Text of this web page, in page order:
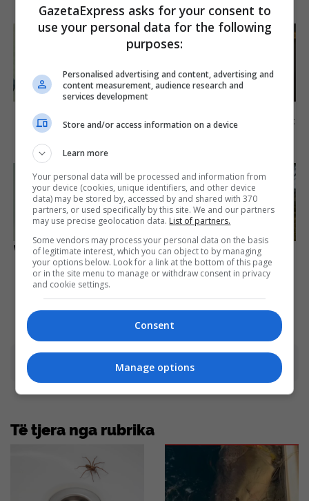
Brainberries
Blue Lagoon Stars Today
Never Be Together: 9 Is Just
Too Weird
Who Will Take On The Iconic
Role Next? Bond Casting
Rumors
Brainberries
Disney’s Live-Action Simba
Was Based On The Cutest
Lion Cub Ever
Të tjera nga rubrika
GazetaExpress asks for your consent to
use your personal data for the following
purposes:
Personalised advertising and content, advertising and
content measurement, audience research and
services development
Store and/or access information on a device
Learn more
Your personal data will be processed and information from
your device (cookies, unique identifiers, and other device
data) may be stored by, accessed by and shared with 370
partners, or used specifically by this site. We and our partners
may use precise geolocation data. List of partners.
Some vendors may process your personal data on the basis
of legitimate interest, which you can object to by managing
your options below. Look for a link at the bottom of this page
or in the site menu to manage or withdraw consent in privacy
and cookie settings.
Consent
Manage options